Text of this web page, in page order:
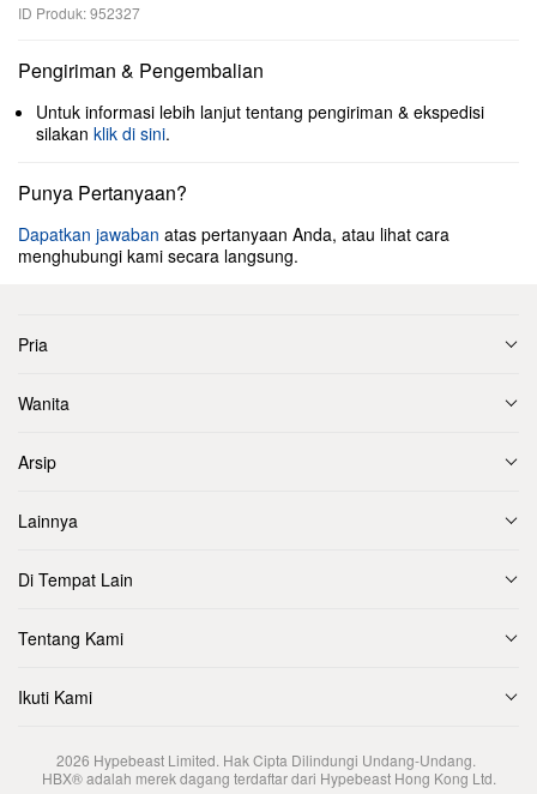
ID Produk: 952327
Pengiriman & Pengembalian
Untuk informasi lebih lanjut tentang pengiriman & ekspedisi
silakan klik di sini.
Punya Pertanyaan?
Dapatkan jawaban atas pertanyaan Anda, atau lihat cara
menghubungi kami secara langsung.
Pria
Wanita
Arsip
Lainnya
Di Tempat Lain
Tentang Kami
Ikuti Kami
2026 Hypebeast Limited. Hak Cipta Dilindungi Undang-Undang.
HBX® adalah merek dagang terdaftar dari Hypebeast Hong Kong Ltd.